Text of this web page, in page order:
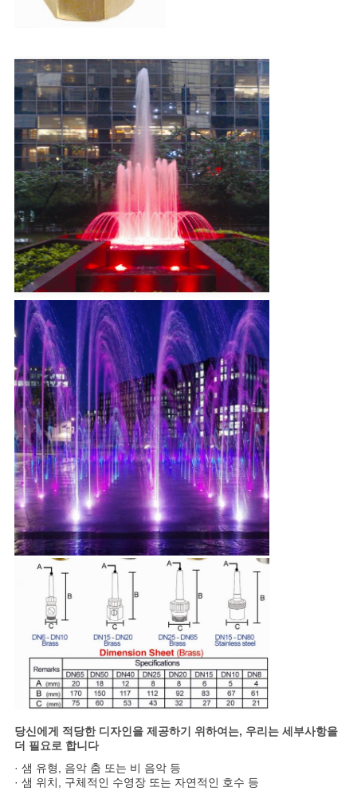
당신에게 적당한 디자인을 제공하기 위하여는, 우리는 세부사항을
더 필요로 합니다
· 샘 유형, 음악 춤 또는 비 음악 등
· 샘 위치, 구체적인 수영장 또는 자연적인 호수 등